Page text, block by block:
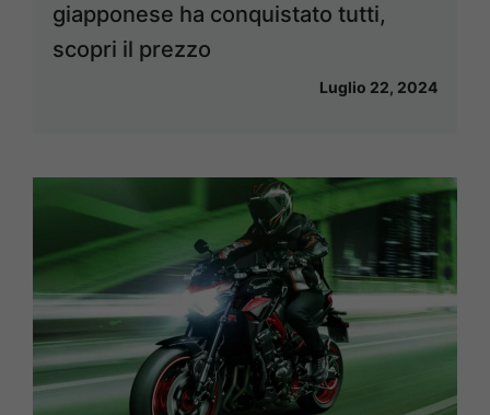
giapponese ha conquistato tutti,
scopri il prezzo
Luglio 22, 2024